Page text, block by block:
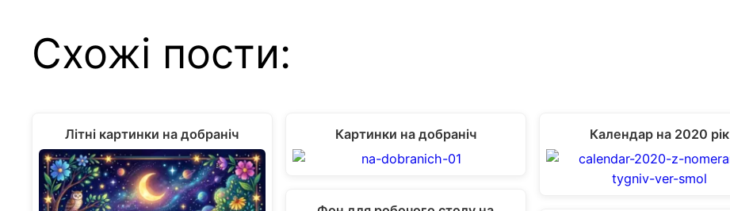
Схожі пости:
Літні картинки на добраніч Картинки на добраніч Календар на 2020 рік